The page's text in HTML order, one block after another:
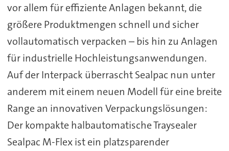
vor allem für effiziente Anlagen bekannt, die
größere Produktmengen schnell und sicher
vollautomatisch verpacken – bis hin zu Anlagen
für industrielle Hochleistungsanwendungen.
Auf der Interpack überrascht Sealpac nun unter
anderem mit einem neuen Modell für eine breite
Range an innovativen Verpackungslösungen:
Der kompakte halbautomatische Traysealer
Sealpac M-Flex ist ein platzsparender